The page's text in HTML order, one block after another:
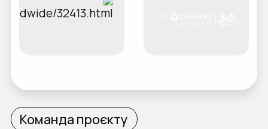
Команда проєкту